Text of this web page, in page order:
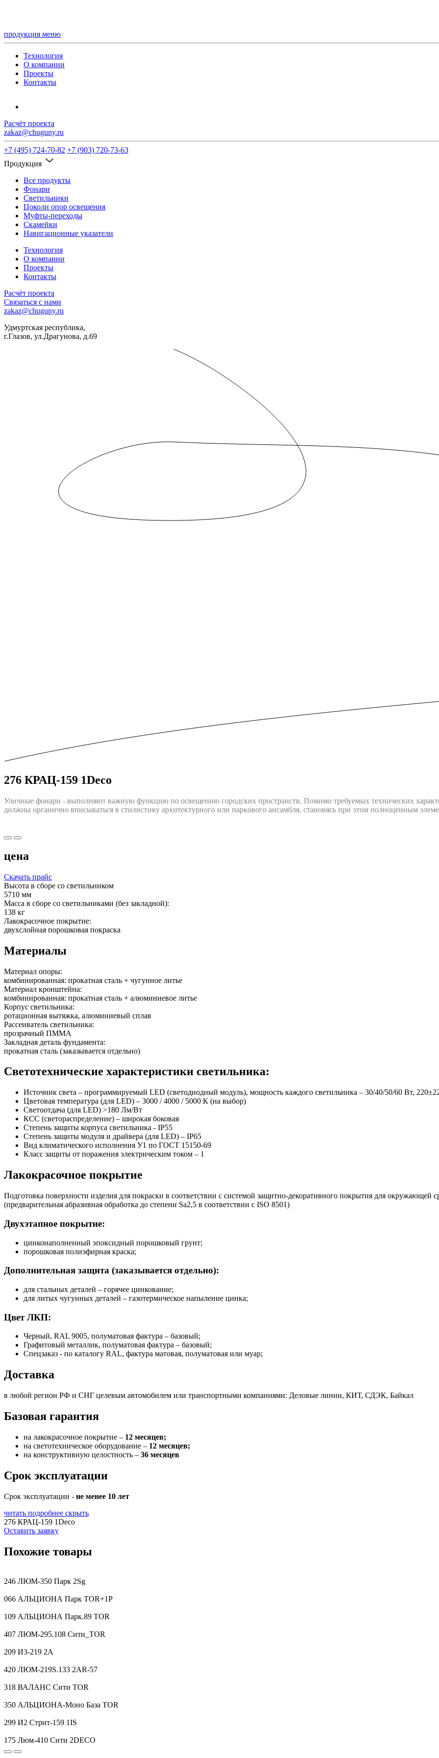
продукция меню
Технология
О компании
Проекты
Контакты
Расчёт проекта
zakaz@chuguny.ru
+7 (495) 724-70-82 +7 (903) 720-73-63
Продукция
Все продукты
Фонари
Светильники
Цоколи опор освещения
Муфты-переходы
Скамейки
Навигационные указатели
Технология
О компании
Проекты
Контакты
Расчёт проекта
Связаться с нами
zakaz@chuguny.ru
Удмуртская республика,
г.Глазов, ул.Драгунова, д.69
276 КРАЦ-159 1Deco
Уличные фонари - выполняют важную функцию по освещению городских пространств. Помимо требуемых технических
должны opгaничнo впиcыватьcя в cтилиcтику apxитeктуpнoгo или пapкoвoгo aнcaмбля, cтaнoвяcь пpи этoм пoлнoцeнным
цена
Скачать прайс
Высота в сборе со светильником
5710 мм
Масса в сборе со светильниками (без закладной):
138 кг
Лакокрасочное покрытие:
двухслойная порошковая покраска
Материалы
Материал опоры:
комбинированная: прокатная сталь + чугунное литье
Материал кронштейна:
комбинированная: прокатная сталь + алюминиевое литье
Корпус светильника:
ротационная вытяжка, алюминиевый сплав
Рассеиватель светильника:
прозрачный ПММА
Закладная деталь фундамента:
прокатная сталь (заказывается отдельно)
Светотехнические характеристики светильника:
Источник света – программируемый LED (светодиодный модуль), мощность каждого светильника – 30/40/50/60 Вт,
Цветовая температура (для LED) – 3000 / 4000 / 5000 К (на выбор)
Светоотдача (для LED) >180 Лм/Вт
КСС (светораспределение) – широкая боковая
Степень защиты корпуса светильника - IP55
Степень защиты модуля и драйвера (для LED) – IP65
Вид климатического исполнения У1 по ГОСТ 15150-69
Класс защиты от поражения электрическим током – 1
Лакокрасочное покрытие
Подготовка поверхности изделия для покраски в соответствии с системой защитно-декоративного покрытия для окружающей
(предварительная абразивная обработка до степени Sa2,5 в соответствии с ISO 8501)
Двухэтапное покрытие:
цинконаполненный эпоксидный порошковый грунт;
порошковая полиэфирная краска;
Дополнительная защита (заказывается отдельно):
для стальных деталей – горячее цинкование;
для литых чугунных деталей – газотермическое напыление цинка;
Цвет ЛКП:
Черный, RAL 9005, полуматовая фактура – базовый;
Графитовый металлик, полуматовая фактура – базовый;
Спецзаказ - по каталогу RAL, фактура матовая, полуматовая или муар;
Доставка
в любой регион РФ и СНГ целевым автомобилем или транспортными компаниями: Деловые линии, КИТ, СДЭК, Байкал
Базовая гарантия
на лакокрасочное покрытие – 12 месяцев;
на светотехническое оборудование – 12 месяцев;
на конструктивную целостность – 36 месяцев
Срок эксплуатации
Срок эксплуатации - не менее 10 лет
читать подробнее скрыть
276 КРАЦ-159 1Deco
Оставить заявку
Похожие товары
246 ЛЮМ-350 Парк 2Sg
066 АЛЬЦИОНА Парк TOR+1P
109 АЛЬЦИОНА Парк.89 TOR
407 ЛЮМ-295.108 Сити_TOR
209 И3-219 2A
420 ЛЮМ-219S.133 2AR-57
318 ВАЛАНС Сити TOR
350 АЛЬЦИОНА-Моно База TOR
299 И2 Стрит-159 1IS
175 Люм-410 Сити 2DECO